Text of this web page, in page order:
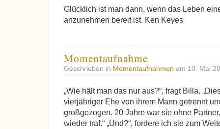
Glücklich ist man dann, wenn das Leben
anzunehmen bereit ist. Ken Keyes
Momentaufnahme
Geschrieben in Momentaufnahmen am 10. Mai
„Wie hält man das nur aus?“, fragt Billa.
vierjähriger Ehe von ihrem Mann getrennt
großgezogen. 20 Jahre war sie ohne
wieder traf.“ „Und?“, fordere ich sie zum